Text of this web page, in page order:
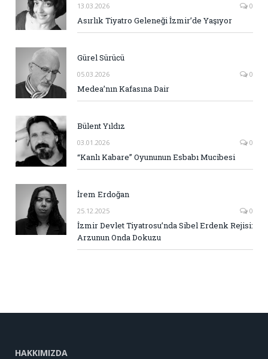
13.03.2026 0
Asırlık Tiyatro Geleneği İzmir’de Yaşıyor
Gürel Sürücü
05.03.2026 0
Medea’nın Kafasına Dair
Bülent Yıldız
03.01.2026 0
“Kanlı Kabare” Oyununun Esbabı Mucibesi
İrem Erdoğan
25.12.2025 0
İzmir Devlet Tiyatrosu’nda Sibel Erdenk Rejisi:
Arzunun Onda Dokuzu
HAKKIMIZDA